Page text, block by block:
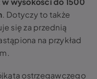
. Dotyczy to także
się za przednią
na przykład
ostrzegawczego